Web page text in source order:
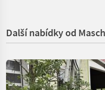
Další nabídky od